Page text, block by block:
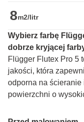
8m2/litr
Wybierz farbę
dobrze kryjącej
Flügger Flutex Pro 5
jakości, która
odporna na
powierzchni o